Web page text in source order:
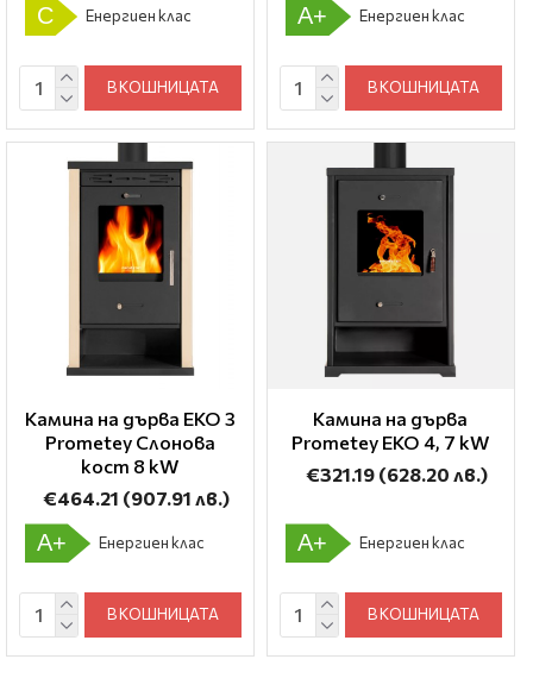
C Енергиен клас
В КОШНИЦАТА
A+ Енергиен клас
В КОШНИЦАТА
Камина на дърва EKO 3
Prometey Слонова
кост 8 kW
€464.21 (907.91 лв.)
A+ Енергиен клас
В КОШНИЦАТА
Камина на дърва
Prometey EKO 4, 7 kW
€321.19 (628.20 лв.)
A+ Енергиен клас
В КОШНИЦАТА